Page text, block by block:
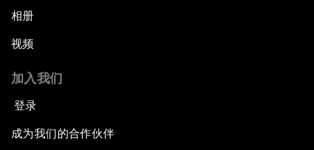
相册
视频
加入我们
登录
成为我们的合作伙伴